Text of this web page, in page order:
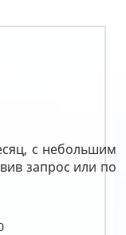
с небольшим
запрос или по